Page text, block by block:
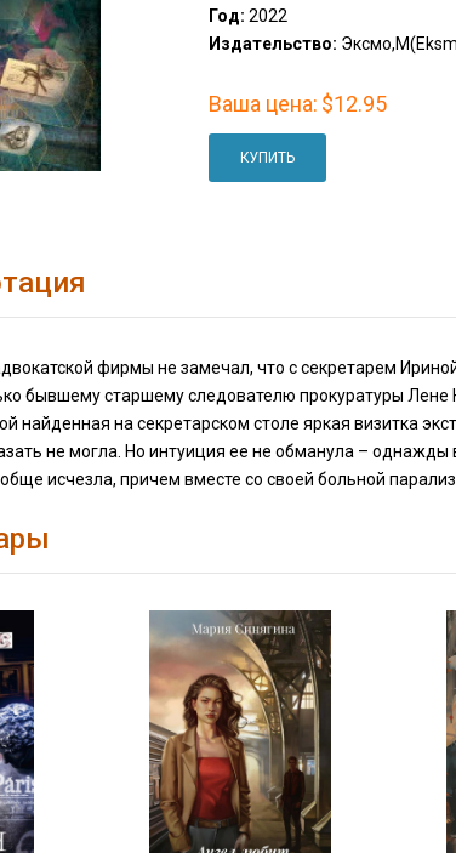
Год: 2022
Издательство:
Ваша цена: $12.95
КУПИТЬ
фирмы не замечал, что с секретарем
бывшему старшему следователю прокуратуры
найденная на секретарском столе яркая визитка
не могла. Но интуиция ее не обманула – однажды
исчезла, причем вместе со своей больной